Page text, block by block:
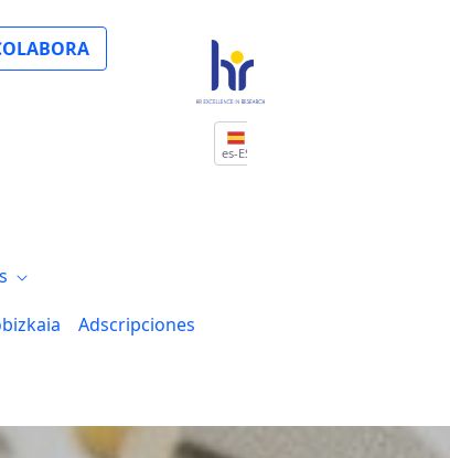
es-ES
Adscripciones